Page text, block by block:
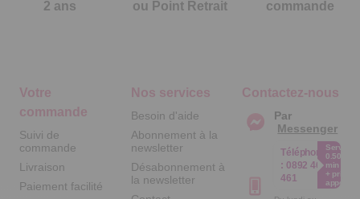
2 ans
ou Point Retrait
commande
Votre
commande
Suivi de
commande
Livraison
Paiement facilité
Nos services
Besoin d'aide
Abonnement à la
newsletter
Désabonnement à
la newsletter
Contactez-nous
Par
Messenger
Téléphone
: 0892 461
461
Service
0.50€ /
min
+ prix
appel